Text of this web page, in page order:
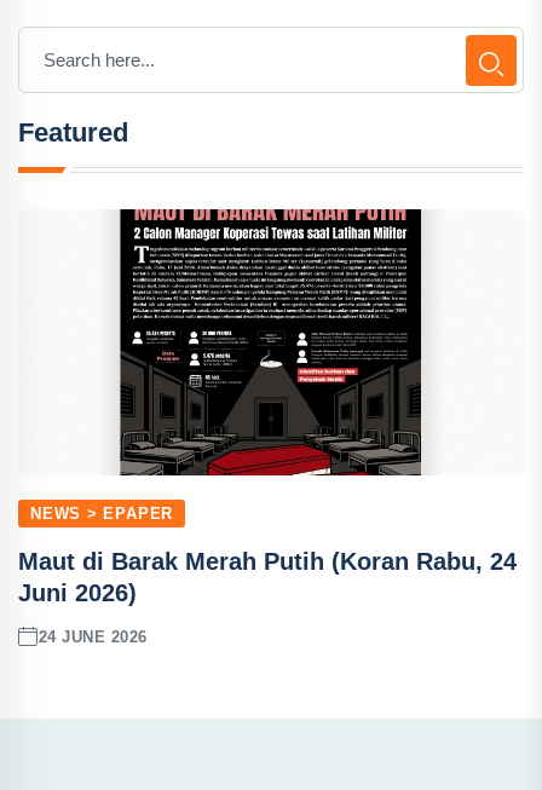
Featured
NEWS > EPAPER
Maut di Barak Merah Putih (Koran Rabu, 24
Juni 2026)
24 JUNE 2026